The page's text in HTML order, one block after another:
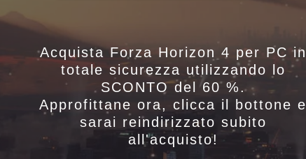
Acquista Forza Horizon 4 per PC in
totale sicurezza utilizzando lo
SCONTO del 60 %.
Approfittane ora, clicca il bottone e
sarai reindirizzato subito
all'acquisto!